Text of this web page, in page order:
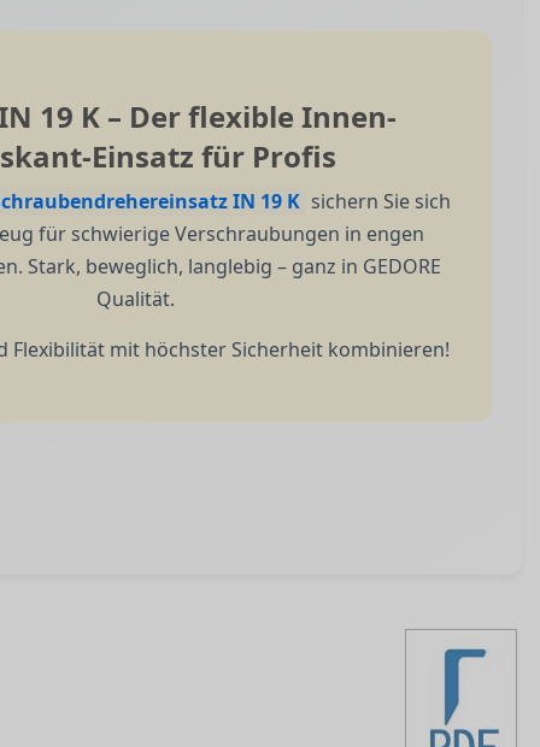
IN 19 K – Der flexible Innen-
Einsatz für Profis
IN 19 K sichern Sie sich
für schwierige Verschraubungen in engen
Stark, beweglich, langlebig – ganz in GEDORE
Qualität.
Flexibilität mit höchster Sicherheit kombinieren!